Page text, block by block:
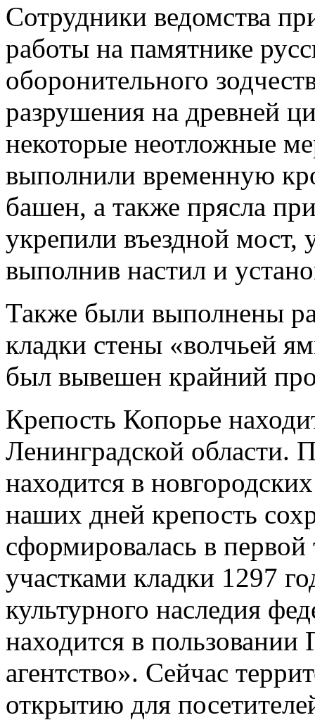
Сотрудники ведомства
работы на памятнике
оборонительного
разрушения на древней
некоторые неотложные
выполнили временную
башен, а также прясла
укрепили въездной мост,
выполнив настил и
Также были выполнены
кладки стены «волчьей
был вывешен крайний
Крепость Копорье
Ленинградской области.
находится в
наших дней крепость
сформировалась в
участками кладки 1297
культурного наследия
находится в
агентство». Сейчас
открытию для